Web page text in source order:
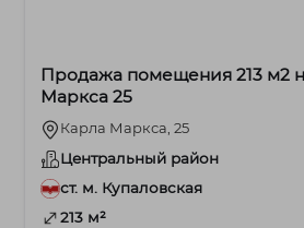
Продажа помещения 213 м2
Маркса 25
Карла Маркса, 25
Центральный район
ст. м. Купаловская
213 м²